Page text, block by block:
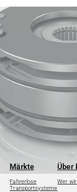
Märkte
Fahrerlose
Transportsysteme
Über
Wer